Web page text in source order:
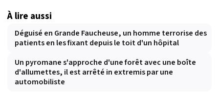
À lire aussi
Déguisé en Grande Faucheuse, un homme terrorise des
patients en les fixant depuis le toit d'un hôpital
Un pyromane s'approche d'une forêt avec une boîte
d'allumettes, il est arrêté in extremis par une
automobiliste